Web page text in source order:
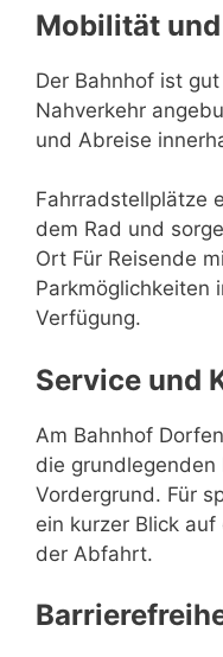
Mobilität
Der Bahnhof ist
Nahverkehr
und Abreise
Fahrradstellplätze
dem Rad und
Ort Für Reisende
Parkmöglichkeiten
Verfügung.
Service und
Am Bahnhof
die grundlegenden
Vordergrund. Für
ein kurzer Blick
der Abfahrt.